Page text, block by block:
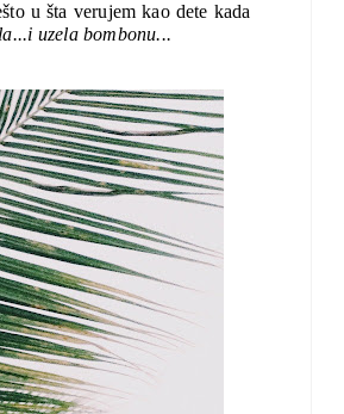
u šta verujem kao dete kada
uzela bombonu...